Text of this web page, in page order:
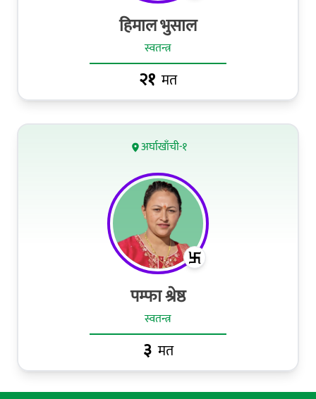
हिमाल भुसाल
स्वतन्त्र
२१ मत
अर्घाखाँची-१
पम्फा श्रेष्ठ
स्वतन्त्र
३ मत